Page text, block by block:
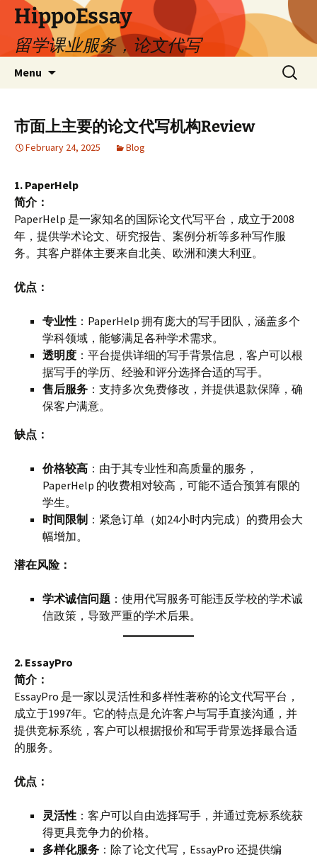
HippoEssay
留学课业服务，论文代写
Menu
Search
for:
市面上主要的论文代写机构Review
February 24, 2025 Blog
1. PaperHelp
简介：
PaperHelp 是一家知名的国际论文代写平台，成立于2008
年，提供学术论文、研究报告、案例分析等多种写作服
务。其客户群体主要来自北美、欧洲和澳大利亚。
优点：
专业性 ：PaperHelp 拥有庞大的写手团队，涵盖多个
学科领域，能够满足各种学术需求。
透明度 ：平台提供详细的写手背景信息，客户可以根
据写手的学历、经验和评分选择合适的写手。
售后服务 ：支持多次免费修改，并提供退款保障，确
保客户满意。
缺点：
价格较高 ：由于其专业性和高质量的服务，
PaperHelp 的收费相对较高，可能不适合预算有限的
学生。
时间限制 ：紧急订单（如24小时内完成）的费用会大
幅增加。
潜在风险：
学术诚信问题 ：使用代写服务可能违反学校的学术诚
信政策，导致严重的学术后果。
2. EssayPro
简介：
EssayPro 是一家以灵活性和多样性著称的论文代写平台，
成立于1997年。它的特点是允许客户与写手直接沟通，并
提供竞标系统，客户可以根据报价和写手背景选择最合适
的服务。
优点：
灵活性 ：客户可以自由选择写手，并通过竞标系统获
得更具竞争力的价格。
多样化服务 ：除了论文代写，EssayPro 还提供编